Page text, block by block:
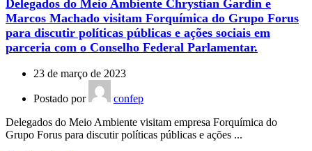
Delegados do Meio Ambiente Chrystian Gardin e
Marcos Machado visitam Forquímica do Grupo Forus
para discutir políticas públicas e ações sociais em
parceria com o Conselho Federal Parlamentar.
23 de março de 2023
Postado por
confep
Delegados do Meio Ambiente visitam empresa Forquímica do
Grupo Forus para discutir políticas públicas e ações ...